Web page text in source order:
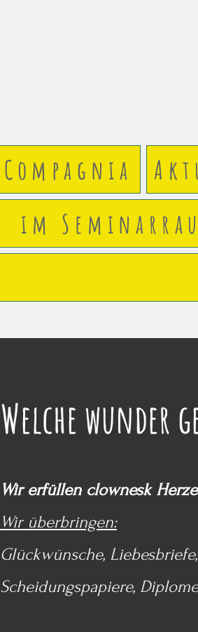
Compagnia
im
Welche wunder
Wir erfüllen clownesk
Wir überbringen:
Glückwünsche,
Scheidungspapiere,